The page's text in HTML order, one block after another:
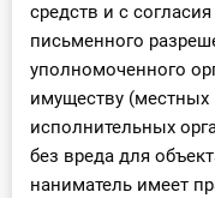
средств и с
письменного
уполномоченного
имуществу (местных
исполнительных
без вреда для
наниматель имеет